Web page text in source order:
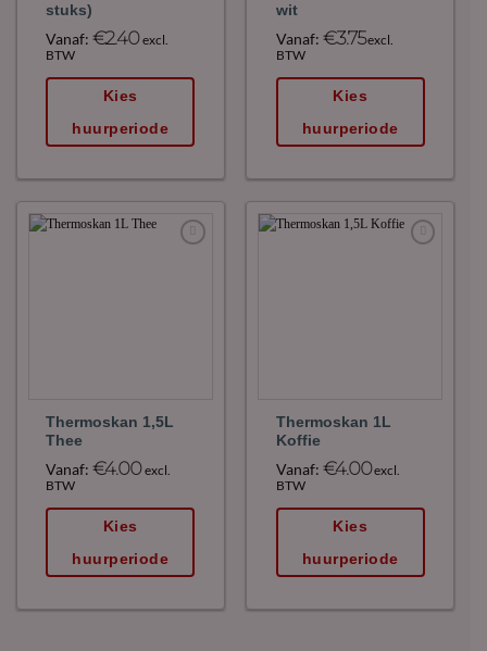
stuks)
Vanaf:€2.40excl.
BTW
Kies
huurperiode
wit
Vanaf: €3.75excl.
BTW
Kies
huurperiode
Thermoskan 1,5L
Thee
Vanaf:€4.00excl.
BTW
Kies
huurperiode
Thermoskan 1L
Koffie
Vanaf: €4.00excl.
BTW
Kies
huurperiode